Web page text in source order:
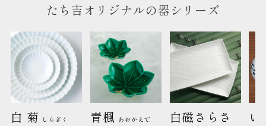
たち吉オリジナルの器シリーズ
白 菊 しらぎく 青楓 あおかえで 白磁さらさ
い